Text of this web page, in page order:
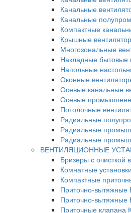
Канальные
Канальные
Компактные
Крышные
Многозональные
Накладные бытовые
Напольные
Оконные
Осевые канальные
Осевые
Потолочные
Радиальные
Радиальные
Радиальные
ВЕНТИЛЯЦИОННЫЕ
Бризеры с очисткой
Комнатные
Компактные
Приточно-вытяжные
Приточно-вытяжные
Приточные клапана